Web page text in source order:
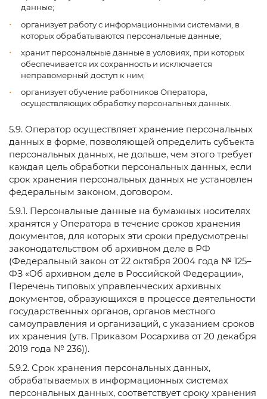
данные;
организует работу с информационными системами, в
которых обрабатываются персональные данные;
хранит персональные данные в условиях, при которых
обеспечивается их сохранность и исключается
неправомерный доступ к ним;
организует обучение работников Оператора,
осуществляющих обработку персональных данных.
5.9. Оператор осуществляет хранение персональных
данных в форме, позволяющей определить субъекта
персональных данных, не дольше, чем этого требует
каждая цель обработки персональных данных, если
срок хранения персональных данных не установлен
федеральным законом, договором.
5.9.1. Персональные данные на бумажных носителях
хранятся у Оператора в течение сроков хранения
документов, для которых эти сроки предусмотрены
законодательством об архивном деле в РФ
(Федеральный закон от 22 октября 2004 года № 125–
ФЗ «Об архивном деле в Российской Федерации»,
Перечень типовых управленческих архивных
документов, образующихся в процессе деятельности
государственных органов, органов местного
самоуправления и организаций, с указанием сроков
их хранения (утв. Приказом Росархива от 20 декабря
2019 года № 236)).
5.9.2. Срок хранения персональных данных,
обрабатываемых в информационных системах
персональных данных, соответствует сроку хранения